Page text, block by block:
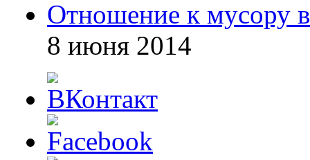
Отношение к мусору
8 июня 2014